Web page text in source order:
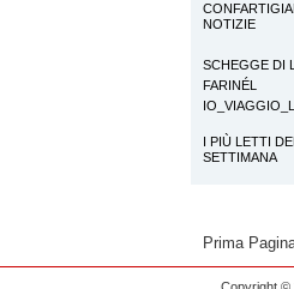
NOTIZIE
SCHEGGE DI
FARINÉL
I PIÙ LETTI
SETTIMANA
Prima